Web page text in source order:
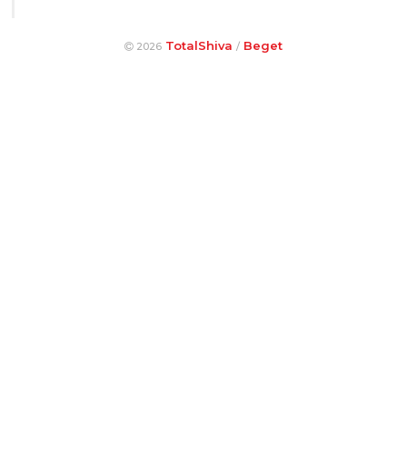
2026 TotalShiva / Beget